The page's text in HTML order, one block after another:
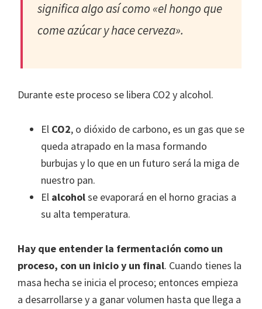
significa algo así como «el hongo que
come azúcar y hace cerveza».
Durante este proceso se libera CO2 y alcohol.
El CO2, o dióxido de carbono, es un gas que se
queda atrapado en la masa formando
burbujas y lo que en un futuro será la miga de
nuestro pan.
El alcoholse evaporará en el horno gracias a
su alta temperatura.
Hay que entender la fermentación como un
proceso, con un inicio y un final. Cuando tienes la
masa hecha se inicia el proceso; entonces empieza
a desarrollarse y a ganar volumen hasta que llega a